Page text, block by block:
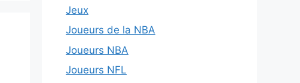
Jeux
Joueurs de la NBA
Joueurs NBA
Joueurs NFL